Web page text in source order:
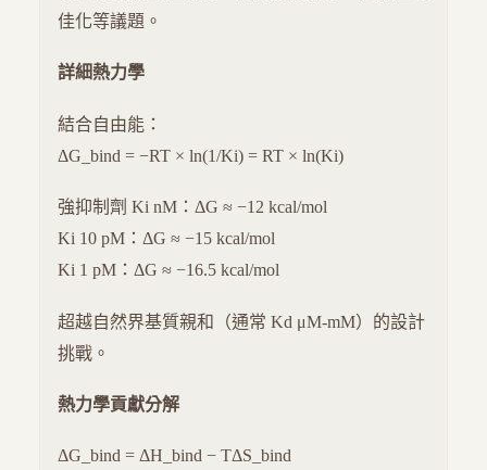
佳化等議題。
詳細熱力學
結合自由能：
ΔG_bind = −RT × ln(1/Ki) = RT × ln(Ki)
強抑制劑 Ki nM：ΔG ≈ −12 kcal/mol
Ki 10 pM：ΔG ≈ −15 kcal/mol
Ki 1 pM：ΔG ≈ −16.5 kcal/mol
超越自然界基質親和（通常 Kd μM-mM）的設計
挑戰。
熱力學貢獻分解
ΔG_bind = ΔH_bind − TΔS_bind